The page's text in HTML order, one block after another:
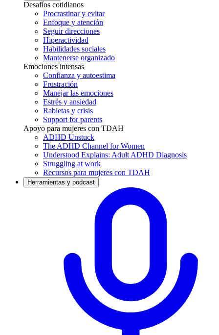
Desafíos cotidianos
Procrastinar y evitar
Enfoque y atención
Seguir direcciones
Hiperactividad
Habilidades sociales
Mantenerse organizado
Emociones intensas
Confianza y autoestima
Frustración
Manejar las emociones
Estrés y ansiedad
Rabietas y crisis
Support for parents
Apoyo para mujeres con TDAH
ADHD Unstuck
The ADHD Channel for Women
Understood Explains: Adult ADHD Diagnosis
Struggling at work
Recursos para mujeres con TDAH
Herramientas y podcast